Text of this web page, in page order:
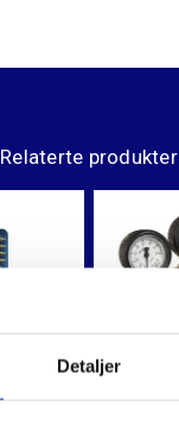
Detaljer
Relaterte produkter